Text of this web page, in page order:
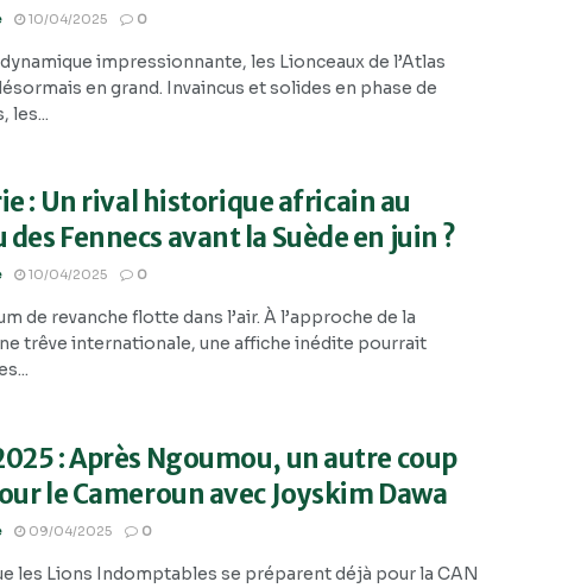
10/04/2025 0
impressionnante, les Lionceaux de l’Atlas
en grand. Invaincus et solides en phase de
les...
: Un rival historique africain au
des Fennecs avant la Suède en juin ?
10/04/2025 0
de revanche flotte dans l’air. À l’approche de la
trêve internationale, une affiche inédite pourrait
: Après Ngoumou, un autre coup
le Cameroun avec Joyskim Dawa
09/04/2025 0
les Lions Indomptables se préparent déjà pour la CAN